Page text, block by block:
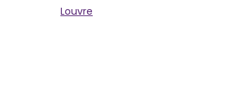
Louvre